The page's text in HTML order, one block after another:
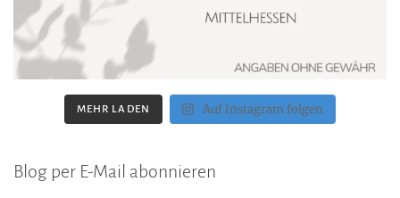
MEHR LADEN Auf Instagram folgen
Blog per E-Mail abonnieren